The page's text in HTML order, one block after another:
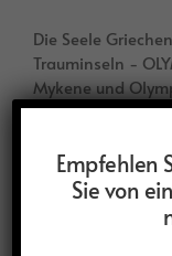
Die Seele
Trauminseln -
Mykene und
Wein, Kochkurs
Reisen
Empfehlen
Sie von